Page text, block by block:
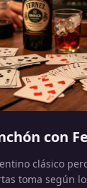
con
clásico
toma según